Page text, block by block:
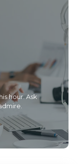
hour. Ask